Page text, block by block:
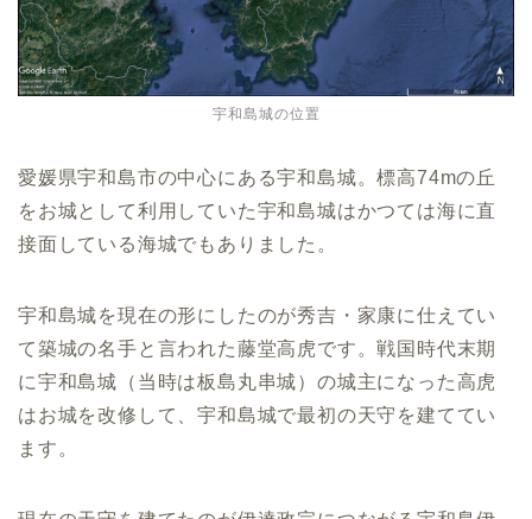
宇和島城の位置
愛媛県宇和島市の中心にある宇和島城。標高74mの丘
をお城として利用していた宇和島城はかつては海に直
接面している海城でもありました。
宇和島城を現在の形にしたのが秀吉・家康に仕えてい
て築城の名手と言われた藤堂高虎です。戦国時代末期
に宇和島城（当時は板島丸串城）の城主になった高虎
はお城を改修して、宇和島城で最初の天守を建ててい
ます。